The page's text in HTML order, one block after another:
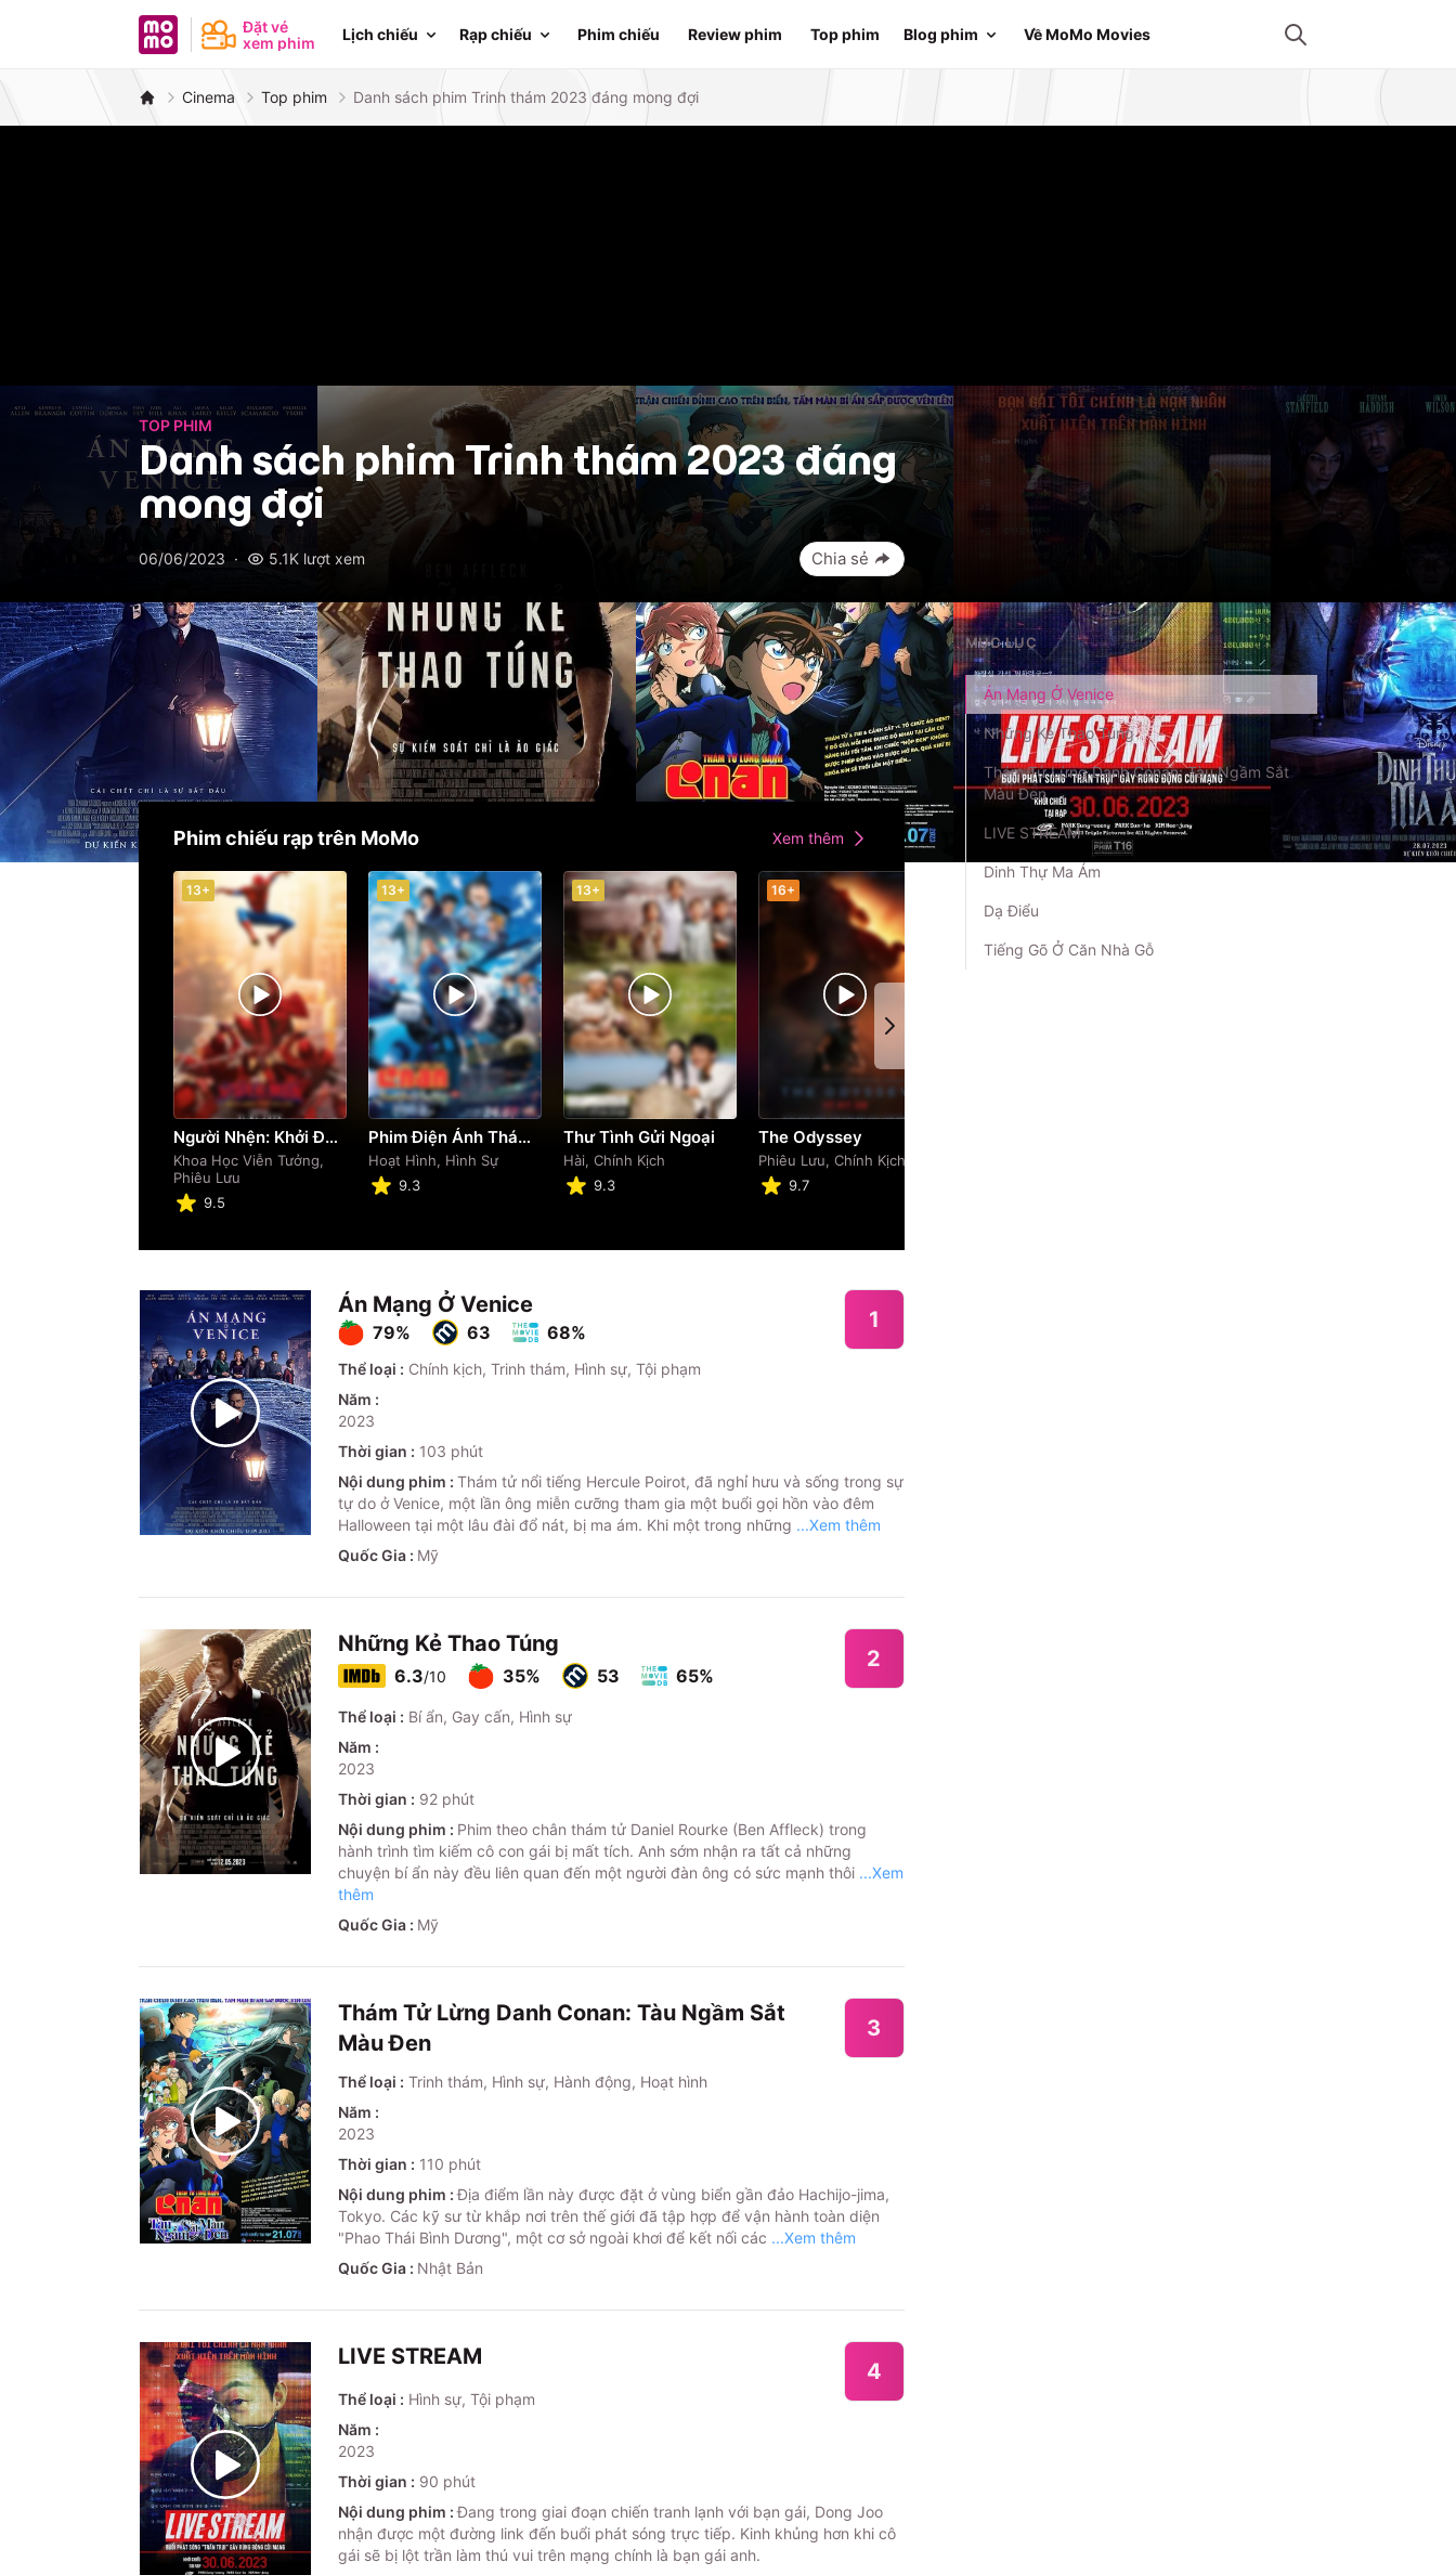
MoMo - Ứng dụng tài chính
Đặt vé
xem phim
Lịch chiếu Rạp chiếu Phim chiếu Review phim Top phim Blog phim Về MoMo Movies
Cinema Top phim Danh sách phim Trinh thám 2023 đáng mong đợi
TOP PHIM
Danh sách phim Trinh thám 2023 đáng
mong đợi
06/06/2023 · 5.1K lượt xem Chia sẻ
Năm 2023 đã đánh dấu sự trở lại mạnh mẽ của thể loại phim trinh thám với hàng
loạt tác phẩm đáng chú ý. Từ những câu đố phức tạp và những cuộc điều tra ly kỳ,
các bộ phim này sẽ đưa khán giả vào những thế giới đầy ẩn số và lôi cuốn. Những
nhân vật trinh thám thông minh và sắc bén sẽ đối đầu với những tội ác khó lường,
khám phá những bí ẩn sâu thẳm và tìm ra sự thật đằng sau mỗi vụ án.
Phim chiếu rạp trên MoMo Xem thêm
13+
Người Nhện: Khởi Đầu Mới
Khoa Học Viễn Tưởng,
Phiêu Lưu
9.5
13+
Phim Điện Ảnh Thám Tử Lừng Danh Conan: Thiên Thần Sa Ngã Trên Xa Lộ
Hoạt Hình, Hình Sự
9.3
13+
Thư Tình Gửi Ngoại
Hài, Chính Kịch
9.3
16+
The Odyssey
Phiêu Lưu, Chính Kịch
9.7
Án Mạng Ở Venice
79% 63 68% 1
Thể loại : Chính kịch, Trinh thám, Hình sự, Tội phạm
Năm :
2023
Thời gian : 103 phút
Nội dung phim : Thám tử nổi tiếng Hercule Poirot, đã nghỉ hưu và sống trong sự
tự do ở Venice, một lần ông miễn cưỡng tham gia một buổi gọi hồn vào đêm
Halloween tại một lâu đài đổ nát, bị ma ám. Khi một trong những ...Xem thêm
Quốc Gia : Mỹ
Những Kẻ Thao Túng
6.3/10 35% 53 65%
2
Thể loại : Bí ẩn, Gay cấn, Hình sự
Năm :
2023
Thời gian : 92 phút
Nội dung phim : Phim theo chân thám tử Daniel Rourke (Ben Affleck) trong
hành trình tìm kiếm cô con gái bị mất tích. Anh sớm nhận ra tất cả những
chuyện bí ẩn này đều liên quan đến một người đàn ông có sức mạnh thôi ...Xem
thêm
Quốc Gia : Mỹ
Thám Tử Lừng Danh Conan: Tàu Ngầm Sắt
Màu Đen
3
Thể loại : Trinh thám, Hình sự, Hành động, Hoạt hình
Năm :
2023
Thời gian : 110 phút
Nội dung phim :Địa điểm lần này được đặt ở vùng biển gần đảo Hachijo-jima,
Tokyo. Các kỹ sư từ khắp nơi trên thế giới đã tập hợp để vận hành toàn diện
"Phao Thái Bình Dương", một cơ sở ngoài khơi để kết nối các ...Xem thêm
Quốc Gia : Nhật Bản
LIVE STREAM
4
Thể loại : Hình sự, Tội phạm
Năm :
2023
Thời gian : 90 phút
Nội dung phim :Đang trong giai đoạn chiến tranh lạnh với bạn gái, Dong Joo
nhận được một đường link đến buổi phát sóng trực tiếp. Kinh khủng hơn khi cô
gái sẽ bị lột trần làm thú vui trên mạng chính là bạn gái anh.
MỤC LỤC
Án Mạng Ở Venice
Những Kẻ Thao Túng
Thám Tử Lừng Danh Conan: Tàu Ngầm Sắt
Màu Đen
LIVE STREAM
Dinh Thự Ma Ám
Dạ Điểu
Tiếng Gõ Ở Căn Nhà Gỗ